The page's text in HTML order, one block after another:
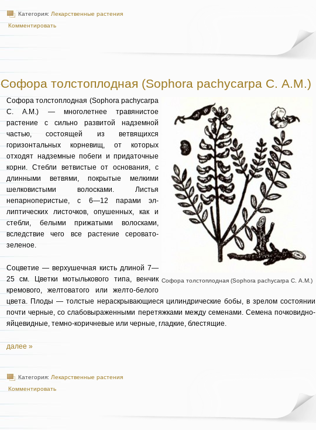
Категория: Лекарственные растения
Комментировать
Софора толстоплодная (Sophora pachycarpa С. A.M.)
Софора толстоплодная (Sophora pachycarpa С. A.M.)
Софора толстоплодная (Sophora pachycarpa
С. A.M.) — многолетнее травянистое
растение с сильно развитой надземной
частью, состоящей из ветвящихся
горизонталь­ных корневищ, от которых
отходят надземные побеги и придаточные
корни. Стебли ветвистые от основания, с
длинными ветвями, покрытые мелкими
шелковистыми волосками. Листья
непарноперистые, с 6—12 парами эл­
липтических листочков, опушенных, как и
стебли, белыми прижатыми во­лосками,
вследствие чего все растение серовато-
зеленое.
Соцветие — верхушечная кисть длиной 7—
25 см. Цветки мотылькового типа, венчик
кремового, желтоватого или желто-белого
цвета. Плоды — толстые нераскрывающиеся цилиндри­ческие бобы, в зрелом состоянии
почти черные, со слабовыраженными пере­тяжками между семенами. Семена почковидно-
яйцевидные, темно-коричневые или черные, гладкие, блестящие.
далее »
Категория: Лекарственные растения
Комментировать